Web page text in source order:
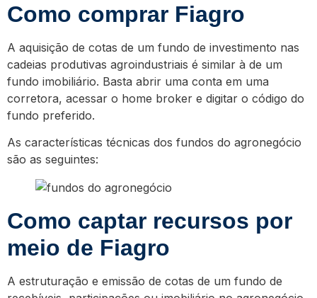
Como comprar Fiagro
A aquisição de cotas de um fundo de investimento nas
cadeias produtivas agroindustriais é similar à de um
fundo imobiliário. Basta abrir uma conta em uma
corretora, acessar o home broker e digitar o código do
fundo preferido.
As características técnicas dos fundos do agronegócio
são as seguintes:
Como captar recursos por
meio de Fiagro
A estruturação e emissão de cotas de um fundo de